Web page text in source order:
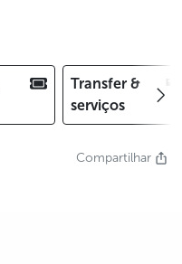
Transfer &
serviços
Compartilhar